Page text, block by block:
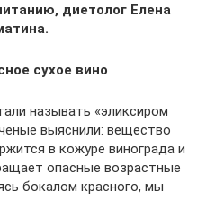
диетолог Елена
сухое вино
называть «эликсиром
выяснили: вещество
в кожуре винограда и
опасные возрастные
бокалом красного, мы